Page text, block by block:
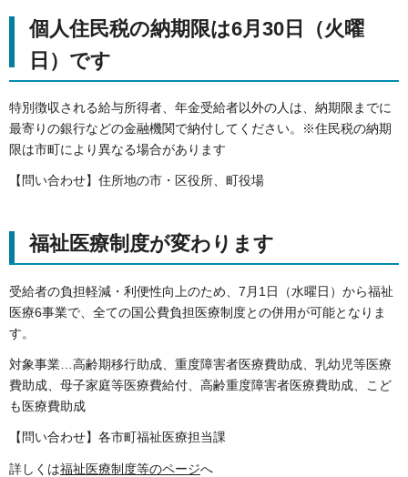
個人住民税の納期限は6月30日（火曜
日）です
特別徴収される給与所得者、年金受給者以外の人は、納期限までに
最寄りの銀行などの金融機関で納付してください。※住民税の納期
限は市町により異なる場合があります
【問い合わせ】住所地の市・区役所、町役場
福祉医療制度が変わります
受給者の負担軽減・利便性向上のため、7月1日（水曜日）から福祉
医療6事業で、全ての国公費負担医療制度との併用が可能となりま
す。
対象事業…高齢期移行助成、重度障害者医療費助成、乳幼児等医療
費助成、母子家庭等医療費給付、高齢重度障害者医療費助成、こど
も医療費助成
【問い合わせ】各市町福祉医療担当課
詳しくは福祉医療制度等のページへ